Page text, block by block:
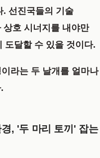
. 선진국들의 기술
상호 시너지를 내야만
도달할 수 있을 것이다.
라는 두 날개를 얼마나
, '두 마리 토끼' 잡는